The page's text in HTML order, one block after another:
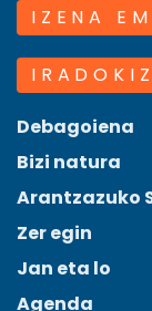
IZENA
Debagoiena
Bizi natura
Arantzazuko
Zer egin
Jan eta lo
Agenda